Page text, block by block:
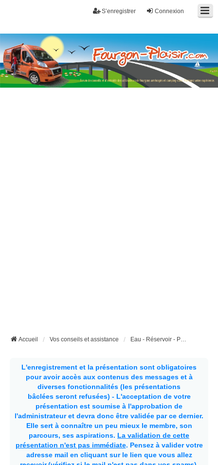
Connexion
S’enregistrer
Fourgon-plaisir.com
Forum de conseils et d'entraide des utilisateurs de fourgons, fourgons
aménagés, vans et de camping-car. Partagez votre expérience.
Accueil Vos conseils et assistance Eau - Réservoir - Pompe - Tuyaux - etc...
L'enregistrement et la présentation sont obligatoires
pour avoir accès aux contenus des messages et à
diverses fonctionnalités (les présentations
bâclées seront refusées) - L'acceptation de votre
présentation est soumise à l'approbation de
l'administrateur et devra donc être validée par ce dernier.
Elle sert à connaître un peu mieux le membre, son
parcours, ses aspirations. La validation de cette
présentation n'est pas immédiate. Pensez à valider votre
adresse mail en cliquant sur le lien que vous allez